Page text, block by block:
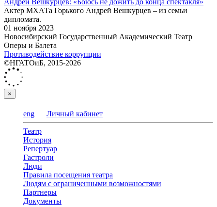
Андрей Вешкурцев: «Боюсь не дожить до конца спектакля»
Актер МХАТа Горького Андрей Вешкурцев – из семьи
дипломата.
01 ноября 2023
Новосибирский Государственный Академический Театр
Оперы и Балета
Противодействие коррупции
©НГАТОиБ, 2015-2026
×
eng Личный кабинет
Театр
История
Репертуар
Гастроли
Люди
Правила посещения театра
Людям с ограниченными возможностями
Партнеры
Документы